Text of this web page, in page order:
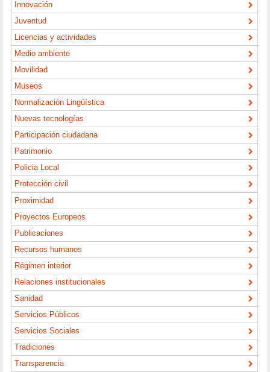
Innovación
Juventud
Licencias y actividades
Medio ambiente
Movilidad
Museos
Normalización Lingüística
Nuevas tecnologías
Participación ciudadana
Patrimonio
Policia Local
Protección civil
Proximidad
Proyectos Europeos
Publicaciones
Recursos humanos
Régimen interior
Relaciones institucionales
Sanidad
Servicios Públicos
Servicios Sociales
Tradiciones
Transparencia